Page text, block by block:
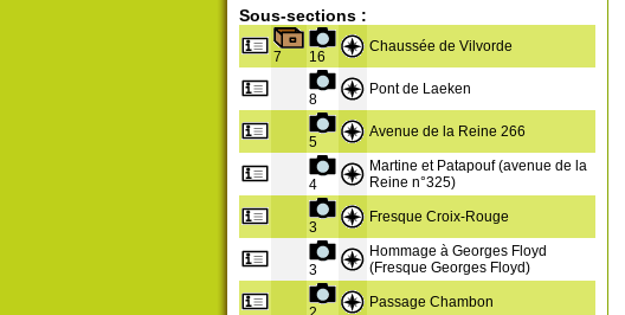
Sous-sections :
7 16
Chaussée de Vilvorde
8
Pont de Laeken
5
Avenue de la Reine 266
4
Martine et Patapouf (avenue de la
Reine n°325)
3
Fresque Croix-Rouge
3
Hommage à Georges Floyd
(Fresque Georges Floyd)
Passage Chambon